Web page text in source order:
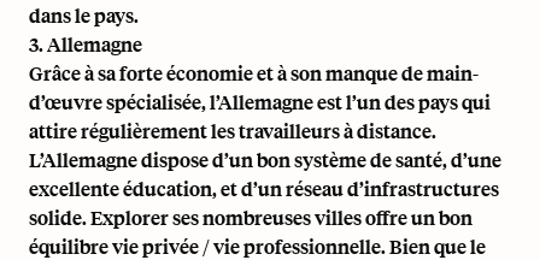
dans le pays.
3. Allemagne
Grâce à sa forte économie et à son manque de main-
d’œuvre spécialisée, l’Allemagne est l’un des pays qui
attire régulièrement les travailleurs à distance.
L’Allemagne dispose d’un bon système de santé, d’une
excellente éducation, et d’un réseau d’infrastructures
solide. Explorer ses nombreuses villes offre un bon
équilibre vie privée / vie professionnelle. Bien que le